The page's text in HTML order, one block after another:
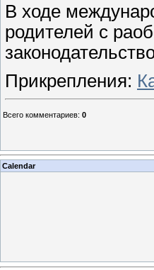
В ходе
родителей с
Прикрепления:
Всего комментариев: 0
Calendar